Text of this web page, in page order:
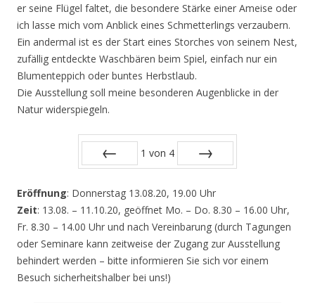
er seine Flügel faltet, die besondere Stärke einer Ameise oder
ich lasse mich vom Anblick eines Schmetterlings verzaubern.
Ein andermal ist es der Start eines Storches von seinem Nest,
zufällig entdeckte Waschbären beim Spiel, einfach nur ein
Blumenteppich oder buntes Herbstlaub.
Die Ausstellung soll meine besonderen Augenblicke in der
Natur widerspiegeln.
1 von 4
Eröffnung: Donnerstag 13.08.20, 19.00 Uhr
Zeit: 13.08. – 11.10.20, geöffnet Mo. – Do. 8.30 – 16.00 Uhr,
Fr. 8.30 – 14.00 Uhr und nach Vereinbarung (durch Tagungen
oder Seminare kann zeitweise der Zugang zur Ausstellung
behindert werden – bitte informieren Sie sich vor einem
Besuch sicherheitshalber bei uns!)